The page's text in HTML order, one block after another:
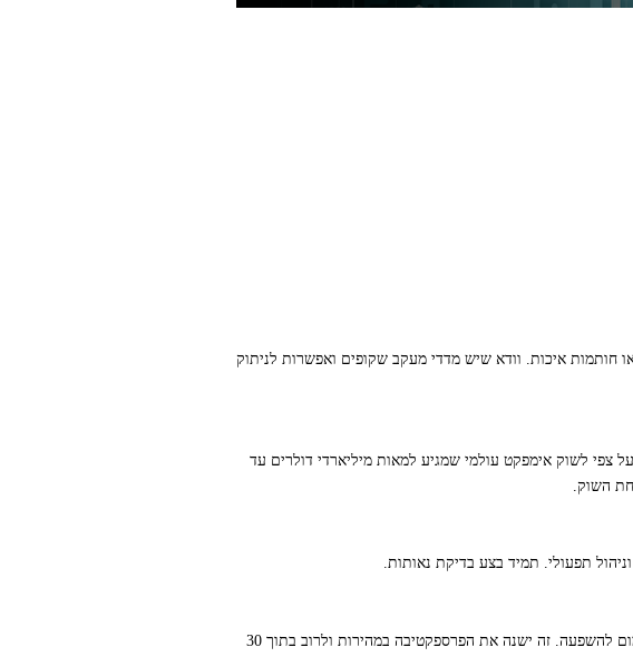
איכות. וודא שיש מדדי מעקב שקופים ואפשרות לניתוק
צפי לשוק אימפקט עולמי שמגיע למאות מיליארדי דולרים עד
השוק.
תפעולי. תמיד בצע בדיקת נאותות.
התחל בבדיקה פשוטה: צרף רשימת החזקות נוכחית, קבע מדד אחוזי הכנסות מ‑SGS והחליט על רף מינימום להשפעה. זה ישנה את הפרספקטיבה במהירות ולרוב בתוך 30